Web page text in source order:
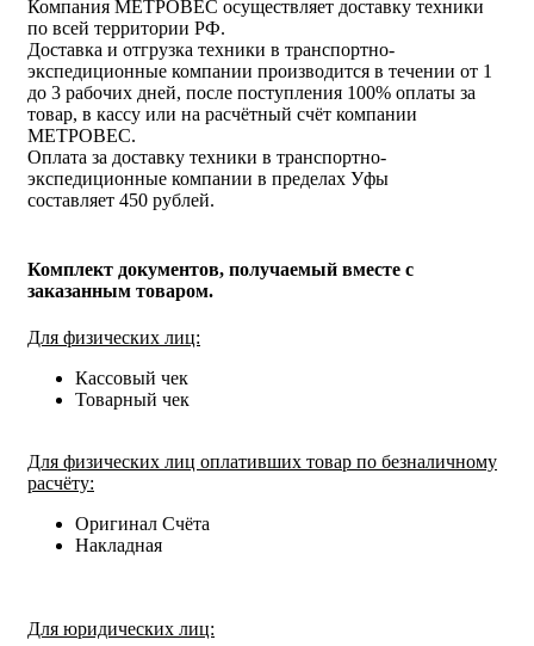
Компания МЕТРОВЕС осуществляет доставку техники
по всей территории РФ.
Доставка и отгрузка техники в транспортно-
экспедиционные компании производится в течении от 1
до 3 рабочих дней, после поступления 100% оплаты за
товар, в кассу или на расчётный счёт компании
МЕТРОВЕС.
Оплата за доставку техники в транспортно-
экспедиционные компании в пределах Уфы
составляет 450 рублей.
Комплект документов, получаемый вместе с
заказанным товаром.
Для физических лиц:
Кассовый чек
Товарный чек
Для физических лиц оплативших товар по безналичному
расчёту:
Оригинал Счёта
Накладная
Для юридических лиц: